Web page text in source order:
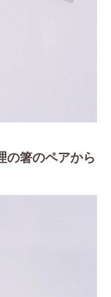
の箸のペアから